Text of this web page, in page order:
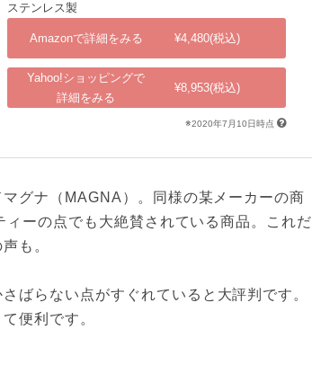
出典：shopping.yahoo.co.jp
ステンレス製
Amazonで詳細をみる ¥4,480(税込)
Yahoo!ショッピングで
詳細をみる
¥8,953(税込)
※2020年7月10日時点
グナ（MAGNA）。同様の某メーカーの商
ーの点でも大絶賛されている商品。これだ
も。
ばらない点がすぐれていると大評判です。
便利です。